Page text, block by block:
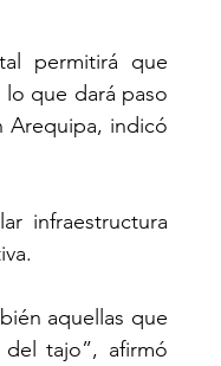
permitirá que
lo que dará paso
Arequipa, indicó
infraestructura
aquellas que
tajo”, afirmó